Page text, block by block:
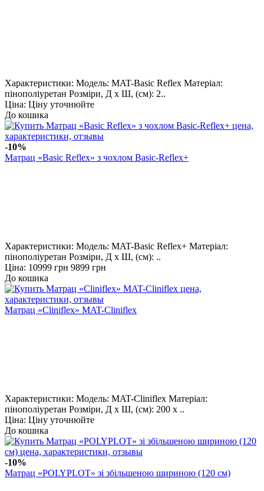
Характеристики: Модель: MAT-Basic Reflex Матеріал:
пінополіуретан Розміри, Д х Ш, (см): 2..
Ціна: Ціну уточнюйте
До кошика
-10%
Матрац «Basic Reflex» з чохлом Basic-Reflex+
Характеристики: Модель: MAT-Basic Reflex+ Матеріал:
пінополіуретан Розміри, Д х Ш, (см): ..
Ціна: 10999 грн 9899 грн
До кошика
Матрац «Cliniflex» MAT-Cliniflex
Характеристики: Модель: MAT-Cliniflex Матеріал:
пінополіуретан Розміри, Д х Ш, (см): 200 х ..
Ціна: Ціну уточнюйте
До кошика
-10%
Матрац «POLYPLOT» зі збільшеною шириною (120 см)